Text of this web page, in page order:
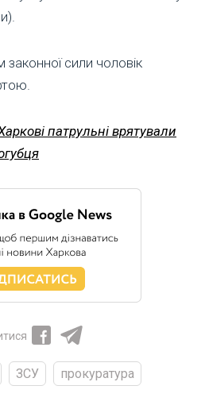
сили чоловік
патрульні врятували
ЗСУ прокуратура